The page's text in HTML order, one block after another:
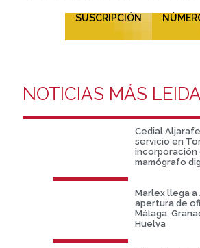
SUSCRIPCIÓN
NOTICIAS MÁS
Cedial
servicio en
incorporación
mamógrafo
Marlex llega a
apertura de
Málaga,
Huelva